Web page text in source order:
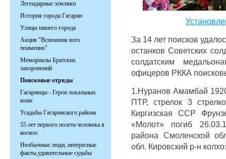
За 14 лет поисков
останков Советских
солдатским
офицеров РККА
1.Нуранов Амамбай
ПТР, стрелок 3
Киргизская ССР
«Молот» погиб
района Смоленской
обл. Кировский р-н
Легендарные земляки
История города Гагарин
Улицы нашего города
Акция "Вспомним всех
поименно"
Мемориалы Братских
захоронений
Поисковые отряды
Гагаринцы - Герои локальных
воин
Усадьбы Гагаринского района
55 лет первого полета человека в
космос
Необычные люди, интересные
факты,удивительные судьбы